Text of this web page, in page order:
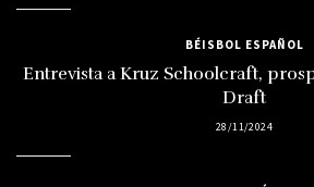
BÉISBOL ESPAÑOL
Entrevista a Kruz Schoolcraft,
Draft
28/11/2024